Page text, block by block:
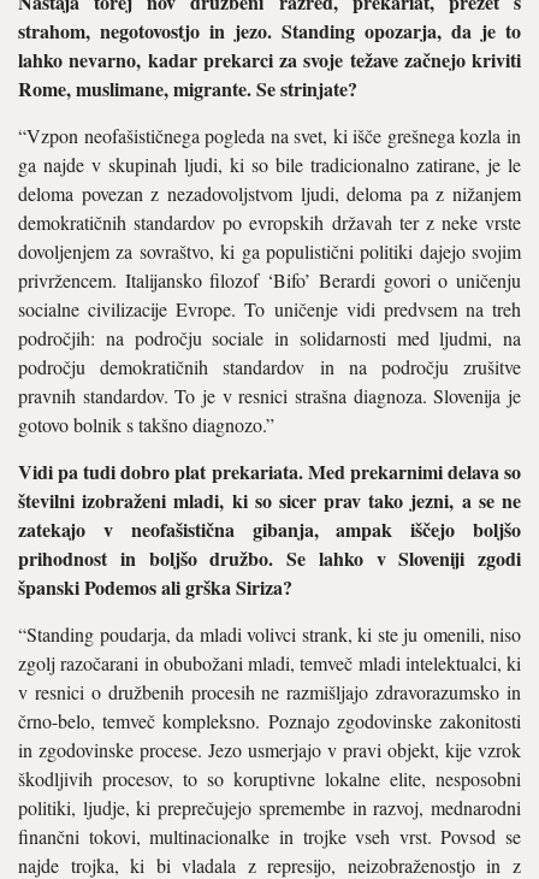
strahom, nego­tovostjo in jezo. Standing opozarja, da je to
lahko nevarno, kadar prekarci za svoje težave začnejo kriviti
Rome, muslimane, migrante. Se strinjate?
“Vzpon neofašističnega pogleda na svet, ki išče grešnega kozla in
ga najde v skupinah ljudi, ki so bile tradicionalno zatirane, je le
deloma povezan z nezadovoljstvom ljudi, deloma pa z nižanjem
demokratič­nih standardov po evropskih dr­žavah ter z neke vrste
dovoljenjem za sovraštvo, ki ga populistični po­litiki dajejo svojim
privržencem. Italijansko filozof ‘Bifo’ Berardi govori o uničenju
socialne civi­lizacije Evrope. To uničenje vidi predvsem na treh
področjih: na po­dročju sociale in solidarnosti med ljudmi, na
področju demokratičnih standardov in na področju zruši­tve
pravnih standardov. To je v re­snici strašna diagnoza. Slovenija je
gotovo bolnik s takšno diagnozo.”
Vidi pa tudi dobro plat prekaria­ta. Med prekarnimi delava so
šte­vilni izobraženi mladi, ki so sicer prav tako jezni, a se ne
zatekajo v neofašistična gibanja, ampak iščejo boljšo
prihodnost in boljšo družbo. Se lahko v Sloveniji zgodi
španski Podemos ali grška Siriza?
“Standing poudarja, da mladi vo­livci strank, ki ste ju omenili, niso
zgolj razočarani in obubožani mladi, temveč mladi intelektualci, ki
v resnici o družbenih procesih ne razmišljajo zdravorazumsko in
črno-belo, temveč kompleksno. Po­znajo zgodovinske zakonitosti
in zgodovinske procese. Jezo usmerjajo v pravi objekt, kije vzrok
ško­dljivih procesov, to so koruptivne lokalne elite, nesposobni
politiki, ljudje, ki preprečujejo spremem­be in razvoj, mednarodni
finančni tokovi, multinacionalke in trojke vseh vrst. Povsod se
najde trojka, ki bi vladala z represijo, neizobraže­nostjo in z